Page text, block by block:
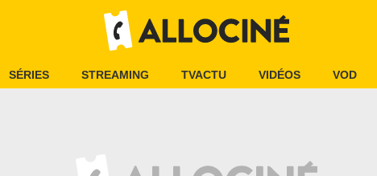
SÉRIES STREAMING TVACTU VIDÉOS VOD